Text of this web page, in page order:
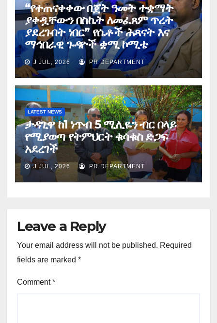
“የተጠናቀቀው በጀት ዓመት ተቋማት
ያቀዷቸውን በስኬት ለመፈጸም ጥረት
ያደረጉበት ነበር” የሴቶች ሕጻናት እና
ማኅበራዊ ጉዳዮች ቋሚ ኮሚቴ
J JUL, 2026 PR DEPARTMENT
LATEST NEWS
ታዳጊዋ ከ1 ነጥብ 5 ሚሊዬን ብር በላይ
የሚያወጣ የትምህርት ቁሳቁስ ድጋፍ
አደረገች
J JUL, 2026 PR DEPARTMENT
Leave a Reply
Your email address will not be published. Required
fields are marked *
Comment*